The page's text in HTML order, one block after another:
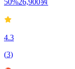
50%26,900원
4.3
(3)